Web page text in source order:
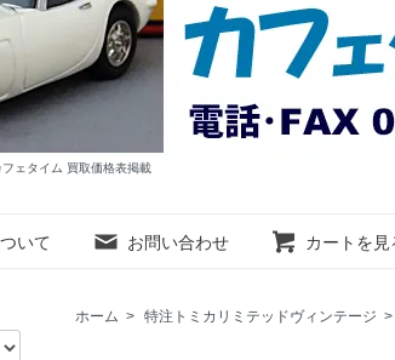
ェタイム 買取価格表掲載
いて お問い合わせ カートを見
ホーム > 特注トミカリミテッドヴィンテージ >